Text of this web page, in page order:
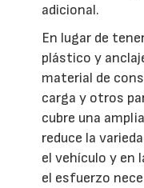
adicional.
En lugar de
plástico y
material de
carga y otros
cubre una
reduce la
el vehículo y en
el esfuerzo